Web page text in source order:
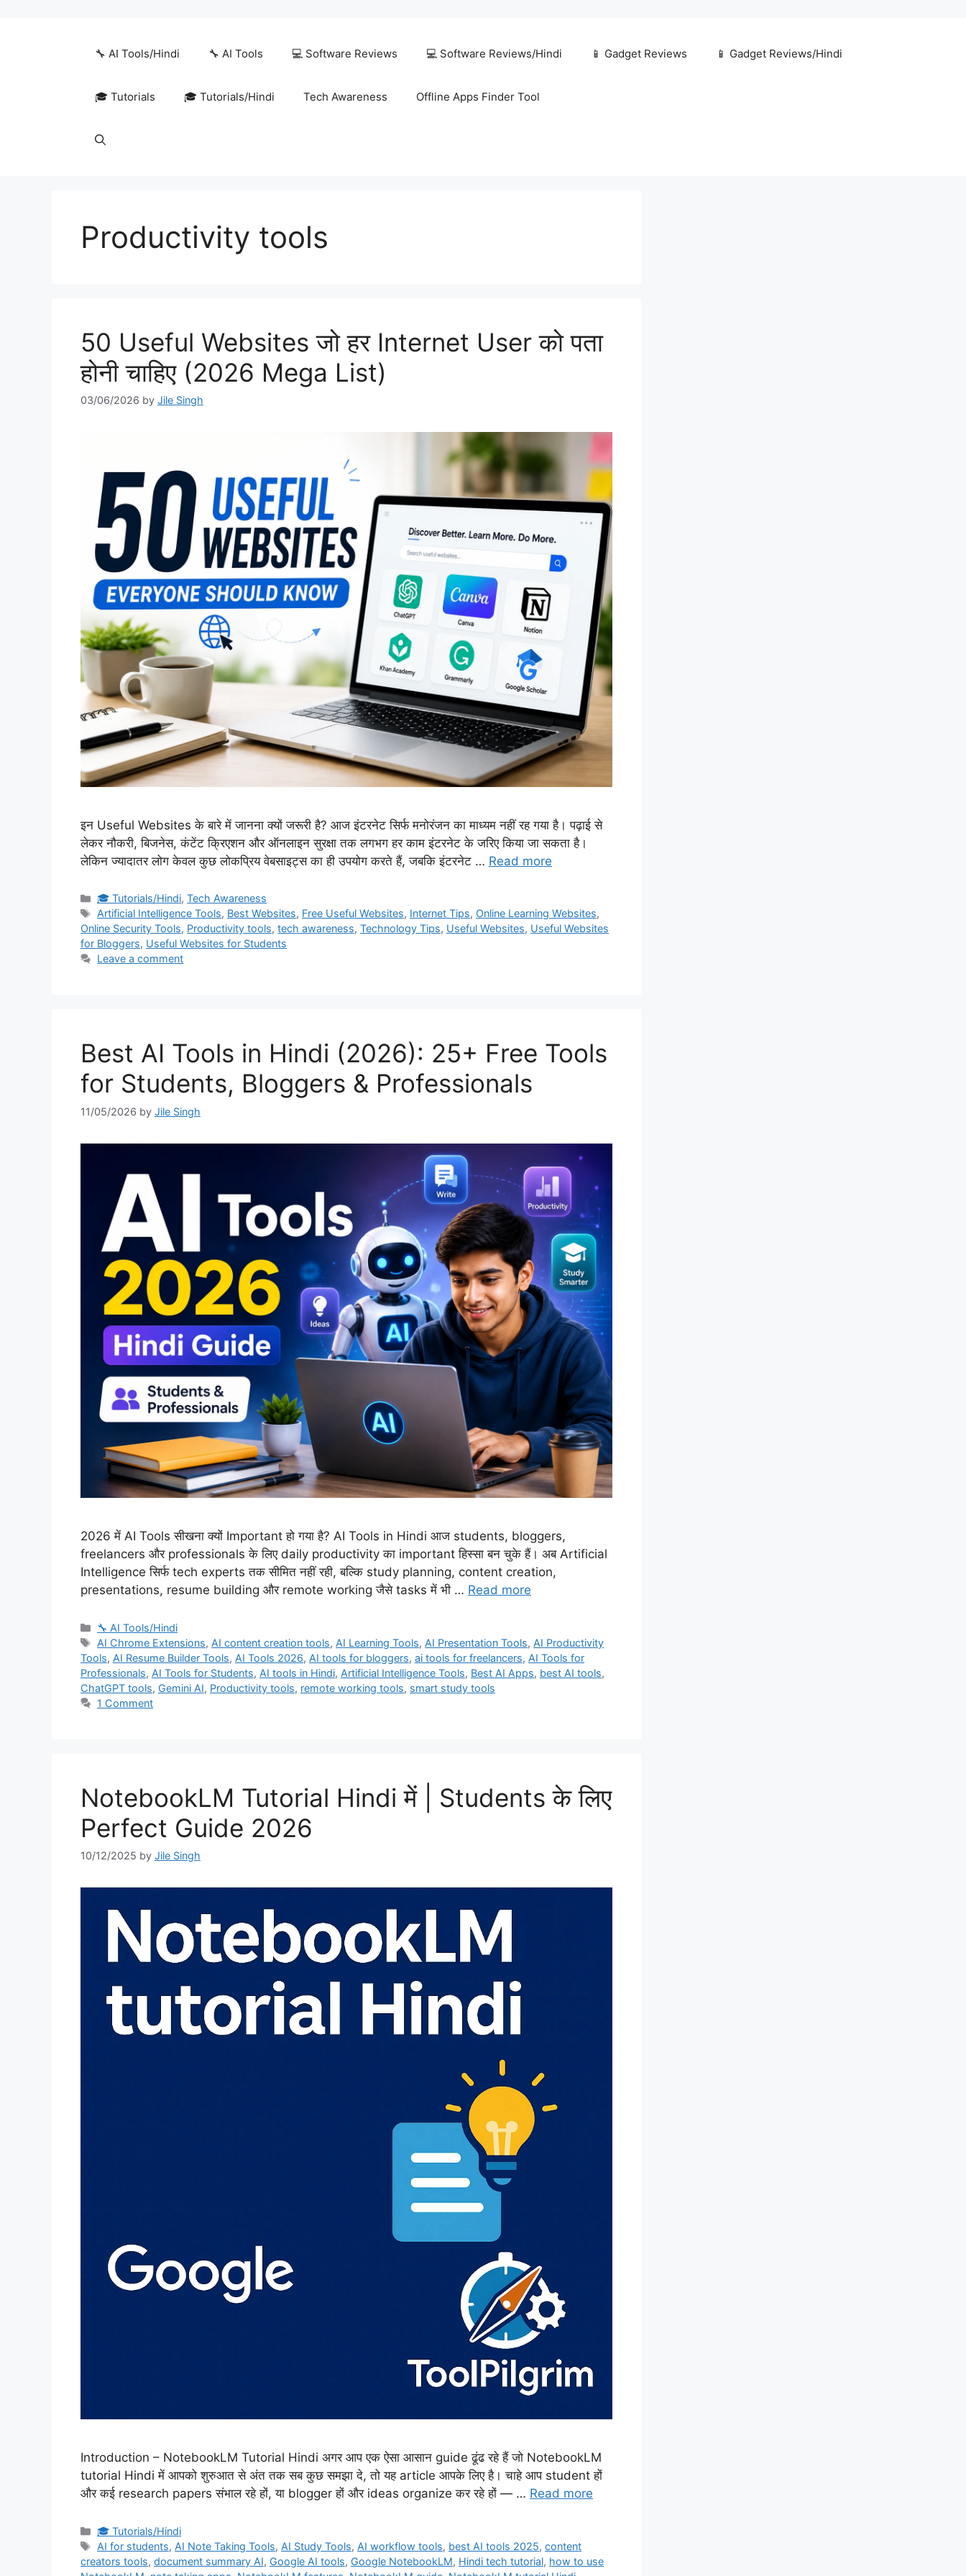
🔧 AI Tools/Hindi 🔧 AI Tools 💻 Software Reviews 💻 Software Reviews/Hindi 📱 Gadget Reviews 📱 Gadget Reviews/Hindi
🎓 Tutorials 🎓 Tutorials/Hindi Tech Awareness Offline Apps Finder Tool
Productivity tools
50 Useful Websites जो हर Internet User को पता
होनी चाहिए (2026 Mega List)
03/06/2026 by Jile Singh
इन Useful Websites के बारे में जानना क्यों जरूरी है? आज इंटरनेट सिर्फ मनोरंजन का माध्यम नहीं रह गया है। पढ़ाई से
लेकर नौकरी, बिजनेस, कंटेंट क्रिएशन और ऑनलाइन सुरक्षा तक लगभग हर काम इंटरनेट के जरिए किया जा सकता है।
लेकिन ज्यादातर लोग केवल कुछ लोकप्रिय वेबसाइट्स का ही उपयोग करते हैं, जबकि इंटरनेट … Read more
Categories
🎓 Tutorials/Hindi,Tech Awareness
Tags
Artificial Intelligence Tools, Best Websites, Free Useful Websites, Internet Tips, Online Learning Websites,
Online Security Tools, Productivity tools, tech awareness, Technology Tips, Useful Websites, Useful Websites
for Bloggers, Useful Websites for Students
Leave a comment
Best AI Tools in Hindi (2026): 25+ Free Tools
for Students, Bloggers & Professionals
11/05/2026 by Jile Singh
2026 में AI Tools सीखना क्यों Important हो गया है? AI Tools in Hindi आज students, bloggers,
freelancers और professionals के लिए daily productivity का important हिस्सा बन चुके हैं। अब Artificial
Intelligence सिर्फ tech experts तक सीमित नहीं रही, बल्कि study planning, content creation,
presentations, resume building और remote working जैसे tasks में भी … Read more
Categories
🔧 AI Tools/Hindi
Tags
AI Chrome Extensions, AI content creation tools, AI Learning Tools, AI Presentation Tools, AI Productivity
Tools, AI Resume Builder Tools, AI Tools 2026, AI tools for bloggers, ai tools for freelancers, AI Tools for
Professionals, AI Tools for Students, AI tools in Hindi, Artificial Intelligence Tools, Best AI Apps, best AI tools,
ChatGPT tools, Gemini AI, Productivity tools, remote working tools, smart study tools
1 Comment
NotebookLM Tutorial Hindi में | Students के लिए
Perfect Guide 2026
10/12/2025 by Jile Singh
Introduction – NotebookLM Tutorial Hindi अगर आप एक ऐसा आसान guide ढूंढ रहे हैं जो NotebookLM
tutorial Hindi में आपको शुरुआत से अंत तक सब कुछ समझा दे, तो यह article आपके लिए है। चाहे आप student हों
और कई research papers संभाल रहे हों, या blogger हों और ideas organize कर रहे हों — … Read more
Categories
🎓 Tutorials/Hindi
Tags
AI for students, AI Note Taking Tools, AI Study Tools, AI workflow tools, best AI tools 2025,content
creators tools, document summary AI, Google AI tools, Google NotebookLM, Hindi tech tutorial, how to use